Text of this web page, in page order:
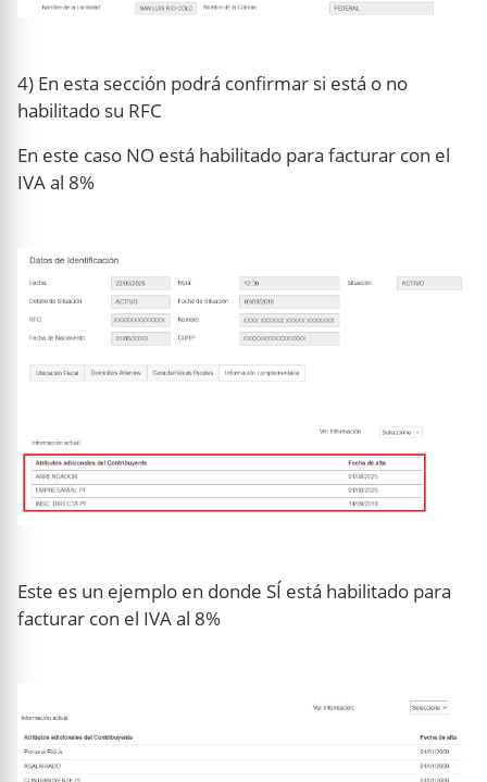
4) En esta sección podrá confirmar si está o no
habilitado su RFC
En este caso NO está habilitado para facturar con el
IVA al 8%
Este es un ejemplo en donde SÍ está habilitado para
facturar con el IVA al 8%